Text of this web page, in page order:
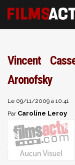
Vincent
Aronofsky
Le 09/11/2009 à 10:41
Par Caroline Leroy